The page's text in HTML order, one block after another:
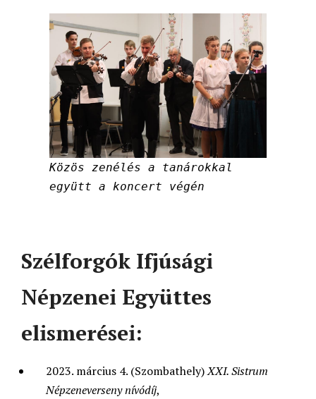
Közös zenélés a tanárokkal
együtt a koncert végén
Szélforgók Ifjúsági
Népzenei Együttes
elismerései:
2023. március 4. (Szombathely)XXI. Sistrum
Népzeneverseny nívódíj,